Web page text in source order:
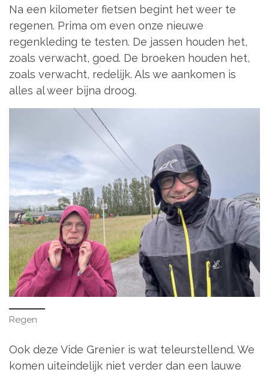
Na een kilometer fietsen begint het weer te
regenen. Prima om even onze nieuwe
regenkleding te testen. De jassen houden het,
zoals verwacht, goed. De broeken houden het,
zoals verwacht, redelijk. Als we aankomen is
alles al weer bijna droog.
Regen
Ook deze Vide Grenier is wat teleurstellend. We
komen uiteindelijk niet verder dan een lauwe